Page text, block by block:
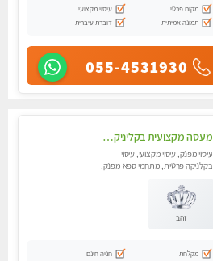
מקום פרטי
עיסוי מקצועי
תמונה אמיתית
דוברת עיברית
055-4531930
מעסה מקצועית בקליניקה פרטית מעסה קלאסית ומפנקת. . highly recommended..new in the city
עיסוי מפנק, עיסוי מקצועי, עיסוי
בקלניקה פרטית, מתחמי ספא מפנק,
זהב
מקלחת
חניה חינם